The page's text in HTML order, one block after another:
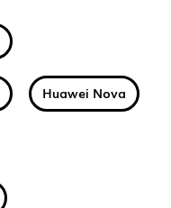
Huawei Nova